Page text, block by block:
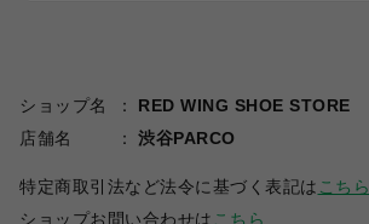
ショップ名
RED WING SHOE STORE
店舗名
渋谷PARCO
特定商取引法など法令に基づく表記は こちら
ショップお問い合わせは こちら